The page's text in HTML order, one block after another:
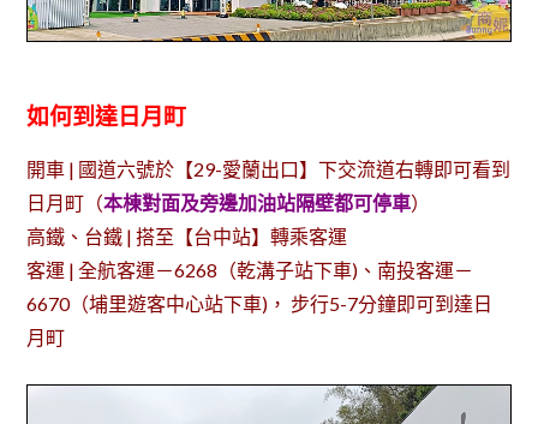
如何到達日月町
開車 | 國道六號於【29-愛蘭出口】下交流道右轉即可看到
日月町（本棟對面及旁邊加油站隔壁都可停車）
高鐵、台鐵 | 搭至【台中站】轉乘客運
客運 | 全航客運－6268（乾溝子站下車)、南投客運－
6670（埔里遊客中心站下車)， 步行5-7分鐘即可到達日
月町